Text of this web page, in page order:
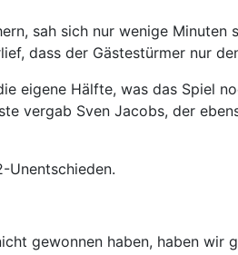
sah sich nur wenige
dass der Gästestürmer nur
eigene Hälfte, was das Spiel
vergab Sven Jacobs, der
Unentschieden.
gewonnen haben, haben